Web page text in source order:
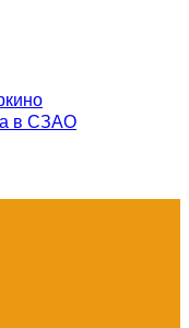
в СЗАО